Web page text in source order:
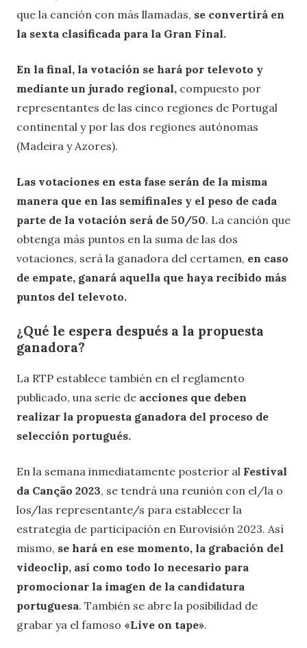
que la canción con más llamadas, se convertirá en
la sexta clasificada para la Gran Final.
En la final, la votación se hará por televoto y
mediante un jurado regional, compuesto por
representantes de las cinco regiones de Portugal
continental y por las dos regiones autónomas
(Madeira y Azores).
Las votaciones en esta fase serán de la misma
manera que en las semifinales y el peso de cada
parte de la votación será de 50/50. La canción que
obtenga más puntos en la suma de las dos
votaciones, será la ganadora del certamen, en caso
de empate, ganará aquella que haya recibido más
puntos del televoto.
¿Qué le espera después a la propuesta
ganadora?
La RTP establece también en el reglamento
publicado, una serie de acciones que deben
realizar la propuesta ganadora del proceso de
selección portugués.
En la semana inmediatamente posterior al Festival
da Canção 2023, se tendrá una reunión con el/la o
los/las representante/s para establecer la
estrategia de participación en Eurovisión 2023. Así
mismo, se hará en ese momento, la grabación del
videoclip, así como todo lo necesario para
promocionar la imagen de la candidatura
portuguesa. También se abre la posibilidad de
grabar ya el famoso «Live on tape».